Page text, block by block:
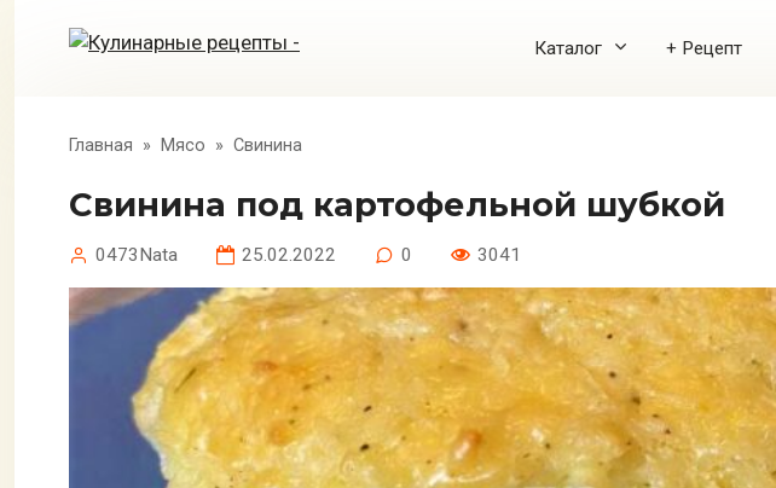
Каталог + Рецепт
Главная » Мясо » Свинина
Свинина под картофельной шубкой
0473Nata 25.02.2022 0 3041